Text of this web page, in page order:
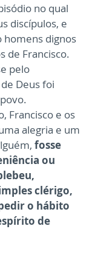
no qual
discípulos, e
homens dignos
de Francisco.
pelo
Deus foi
Francisco e os
alegria e um
fosse
ou
clérigo,
o hábito
de